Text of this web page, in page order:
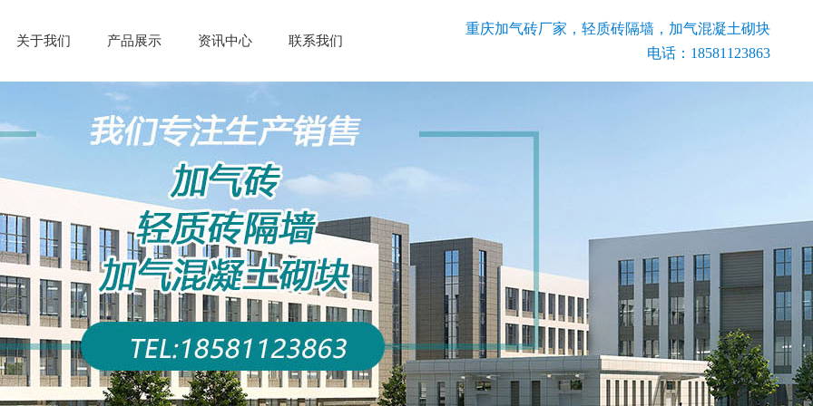
关于我们 产品展示 资讯中心 联系我们
重庆加气砖厂家，轻质砖隔墙，加气混凝土砌块
电话：18581123863